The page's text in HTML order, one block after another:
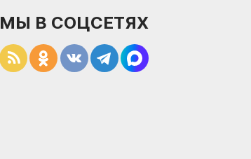
МЫ В СОЦСЕТЯХ